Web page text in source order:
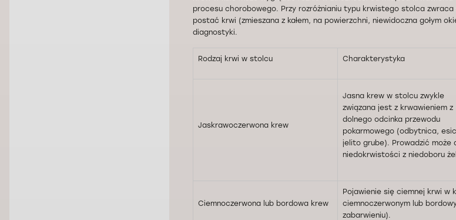
procesu chorobowego. Przy rozróżnianiu typu krwistego stolca
postać krwi (zmieszana z kałem, na powierzchni, niewidoczna gołym
diagnostyki.
Rodzaj krwi w stolcu Charakterystyka
Jaskrawoczerwona krew
Jasna krew w stolcu zwykle
związana jest z krwawieniem z
dolnego odcinka przewodu
pokarmowego (odbytnica,
jelito grube). Prowadzić może
niedokrwistości z niedoboru
Ciemnoczerwona lub bordowa krew
Pojawienie się ciemnej krwi w
ciemnoczerwonym lub
zabarwieniu).